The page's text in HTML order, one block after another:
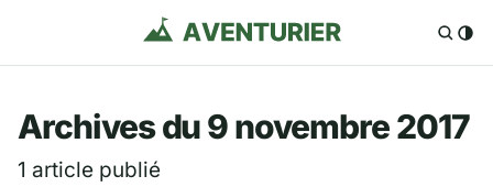
Aventurier.fr —
Archives du 9 novembre 2017
1 article publié